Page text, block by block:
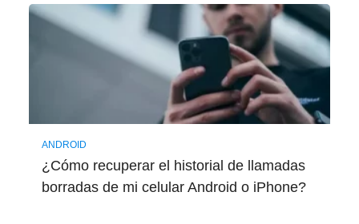
ANDROID
¿Cómo recuperar el historial de llamadas
borradas de mi celular Android o iPhone?